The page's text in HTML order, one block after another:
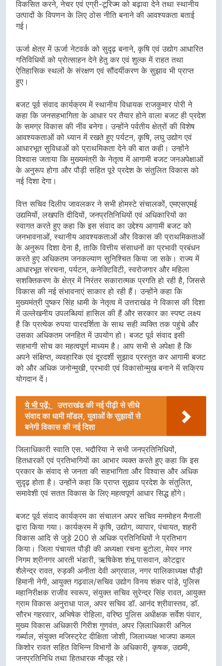
विकसित करने, नेचर एवं एग्री-टूरिज्म को बढ़ावा देने तथा स्थानीय
उत्पादों के विपणन के लिए ठोस नीति बनाने की आवश्यकता बताई
गई।
ऊर्जा क्षेत्र में ऊर्जा नेटवर्क को सुदृढ़ बनाने, कृषि एवं उद्योग आधारित
गतिविधियों को प्रोत्साहन देने हेतु कर एवं शुल्क में राहत तथा
ऐतिहासिक स्थलों के संरक्षण एवं सौंदर्यीकरण के सुझाव भी प्राप्त
हुए।
बजट पूर्व संवाद कार्यक्रम में स्थानीय विधायक राजकुमार पोरी ने
कहा कि जनसहभागिता के आधार पर तैयार होने वाला बजट ही प्रदेश
के समग्र विकास की नींव बनेगा। उन्होंने पर्वतीय क्षेत्रों की विशेष
आवश्यकताओं को ध्यान में रखते हुए पर्यटन, कृषि, लघु उद्योग एवं
आधारभूत सुविधाओं को प्राथमिकता देने की बात कही। उन्होंने
विश्वास जताया कि मुख्यमंत्री के नेतृत्व में आगामी बजट जनअपेक्षाओं
के अनुरूप होगा और पौड़ी सहित पूरे प्रदेश के संतुलित विकास को
नई दिशा देगा।
वित्त सचिव दिलीप जावलकर ने सभी होमस्टे संचालकों, एमएसएमई
उद्यमियों, लखपति दीदियों, जनप्रतिनिधियों एवं अधिकारियों का
स्वागत करते हुए कहा कि इस संवाद का उद्देश्य आगामी बजट को
जनभावनाओं, स्थानीय आवश्यकताओं और विकास की प्राथमिकताओं
के अनुरूप दिशा देना है, ताकि वित्तीय संसाधनों का प्रभावी प्रबंधन
करते हुए अधिकतम जनकल्याण सुनिश्चित किया जा सके। राज्य में
आधारभूत संरचना, पर्यटन, कनेक्टिविटी, स्वरोजगार और महिला
सशक्तिकरण के क्षेत्र में निरंतर सकारात्मक प्रगति हो रही है, जिससे
विकास की नई संभावनाएं साकार हो रही हैं। उन्होंने कहा कि
मुख्यमंत्री पुष्कर सिंह धामी के नेतृत्व में उत्तराखंड ने विकास की दिशा
में उल्लेखनीय उपलब्धियां हासिल की हैं और सरकार का स्पष्ट लक्ष्य
है कि प्रत्येक रुपया पारदर्शिता के साथ सही व्यक्ति तक पहुंचे और
उसका अधिकतम जनहित में उपयोग हो। बजट पूर्व संवाद इसी
सहभागी सोच का महत्वपूर्ण माध्यम है। आप सभी से अपेक्षा है कि
अपने संक्षिप्त, व्यवहारिक एवं दूरदर्शी सुझाव प्रस्तुत कर आगामी बजट
को और अधिक जनोन्मुखी, प्रभावी एवं विकासोन्मुख बनाने में सक्रिय
योगदान दें।
ये भी पढ़ें:
उत्तराखंड की नई पीढ़ी से सीधे
संवाद का धामी मॉडल, युवाओं के सुझावों से
बनेगी विकास की नई दिशा
जिलाधिकारी स्वाति एस. भदौरिया ने सभी जनप्रतिनिधियों,
हितधारकों एवं प्रतिभागियों का आभार व्यक्त करते हुए कहा कि इस
प्रकार के संवाद से जनता की सहभागिता और विश्वास और अधिक
सुदृढ़ होता है। उन्होंने कहा कि प्राप्त सुझाव प्रदेश के संतुलित,
समावेशी एवं सतत विकास के लिए महत्वपूर्ण आधार सिद्ध होंगे।
बजट पूर्व संवाद कार्यक्रम का संचालन अपर सचिव मनमोहन मैनाली
द्वारा किया गया। कार्यक्रम में कृषि, उद्योग, व्यापार, पंचायत, शहरी
विकास आदि से जुड़े 200 से अधिक प्रतिनिधियों ने प्रतिभाग
किया। जिला पंचायत पौड़ी की अध्यक्षा रचना बुटोला, मेयर नगर
निगम श्रीनगर आरती भंडारी, ऋषिकेश शंभू पासवान, कोटद्वार
शैलेन्द्र रावत, रुड़की अनीता देवी अग्रवाल, नगर पालिकाध्यक्ष पौड़ी
हिमानी नेगी, आयुक्त गढ़वाल/सचिव उद्योग विनय शंकर पांडे, पुलिस
महानिरीक्षक राजीव स्वरूप, संयुक्त सचिव सुरेन्द्र सिंह रावत, आयुक्त
ग्राम विकास अनुराधा पाल, अपर सचिव डॉ. आनंद श्रीवास्तव, डॉ.
सौरभ गहरवार, अभिषेक रोहिला, वरिष्ठ पुलिस अधीक्षक सर्वेश पंवार,
मुख्य विकास अधिकारी गिरीश गुणवंत, अपर ज़िलाधिकारी अनिल
गर्ब्याल, संयुक्त मजिस्ट्रेट दीक्षिता जोशी, जिलाध्यक्ष भाजपा कमल
किशोर रावत सहित विभिन्न विभागों के अधिकारी, कृषक, उद्यमी,
जनप्रतिनिधि तथा हितधारक मौजूद रहे।